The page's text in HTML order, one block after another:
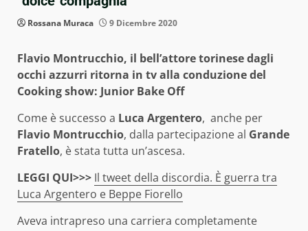
Rossana Muraca 9 Dicembre 2020
Flavio Montrucchio, il bell’attore torinese dagli
occhi azzurri ritorna in tv alla conduzione del
Cooking show: Junior Bake Off
Come è successo a Luca Argentero, anche per
Flavio Montrucchio, dalla partecipazione al Grande
Fratello, è stata tutta un’ascesa.
LEGGI QUI>>> Il tweet della discordia. È guerra tra
Luca Argentero e Beppe Fiorello
Aveva intrapreso una carriera completamente